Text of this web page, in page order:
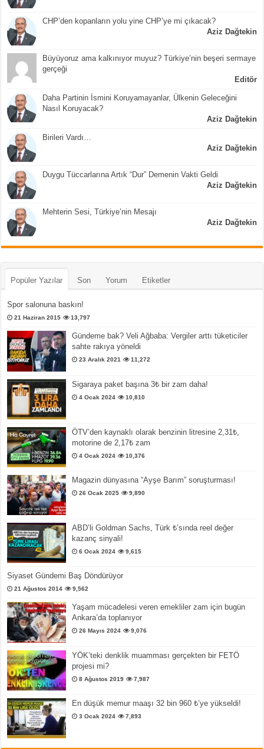
CHP’den kopanların yolu yine CHP’ye mi çıkacak?
Aziz Dağtekin
Büyüyoruz ama kalkınıyor muyuz? Türkiye’nin beşeri sermaye
gerçeği
Editör
Daha Partinin İsmini Koruyamayanlar, Ülkenin Geleceğini
Nasıl Koruyacak?
Aziz Dağtekin
Birileri Vardı…
Aziz Dağtekin
Duygu Tüccarlarına Artık “Dur” Demenin Vakti Geldi
Aziz Dağtekin
Mehterin Sesi, Türkiye’nin Mesajı
Aziz Dağtekin
Popüler Yazılar Son Yorum Etiketler
Spor salonuna baskın!
21 Haziran 2015 13,797
Gündeme bak? Veli Ağbaba: Vergiler arttı tüketiciler
sahte rakıya yöneldi
23 Aralık 2021 11,272
Sigaraya paket başına 3₺ bir zam daha!
4 Ocak 2024 10,810
ÖTV’den kaynaklı olarak benzinin litresine 2,31₺,
motorine de 2,17₺ zam
4 Ocak 2024 10,376
Magazin dünyasına “Ayşe Barım” soruşturması!
26 Ocak 2025 9,890
ABD’li Goldman Sachs, Türk ₺’sında reel değer
kazanç sinyali!
6 Ocak 2024 9,615
Siyaset Gündemi Baş Döndürüyor
21 Ağustos 2014 9,562
Yaşam mücadelesi veren emekliler zam için bugün
Ankara’da toplanıyor
26 Mayıs 2024 9,076
YÖK’teki denklik muamması gerçekten bir FETÖ
projesi mi?
8 Ağustos 2019 7,987
En düşük memur maaşı 32 bin 960 ₺’ye yükseldi!
3 Ocak 2024 7,893